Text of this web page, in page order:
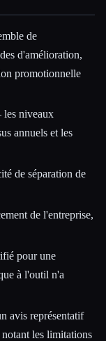
de
d'amélioration,
promotionnelle
niveaux
annuels et les
de séparation de
de l'entreprise,
pour une
à l'outil n'a
avis représentatif
les limitations